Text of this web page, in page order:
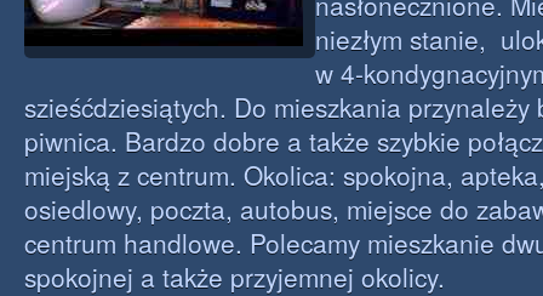
niezłym stanie,
w 4-
szieśćdziesiątych. Do mieszkania przynależy
piwnica. Bardzo dobre a także szybkie
miejską z centrum. Okolica: spokojna,
osiedlowy, poczta, autobus, miejsce do
centrum handlowe. Polecamy mieszkanie
spokojnej a także przyjemnej okolicy.